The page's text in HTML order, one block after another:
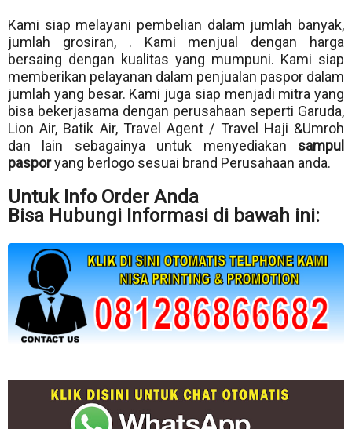
Kami siap melayani pembelian dalam jumlah banyak,
jumlah grosiran, . Kami menjual dengan harga
bersaing dengan kualitas yang mumpuni. Kami siap
memberikan pelayanan dalam penjualan paspor dalam
jumlah yang besar. Kami juga siap menjadi mitra yang
bisa bekerjasama dengan perusahaan seperti Garuda,
Lion Air, Batik Air, Travel Agent / Travel Haji &Umroh
dan lain sebagainya untuk menyediakan sampul
pasporyang berlogo sesuai brand Perusahaan anda.
Untuk Info Order Anda
Bisa Hubungi Informasi di bawah ini: